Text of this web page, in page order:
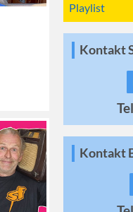
Playlist
Kontakt
Kontakt